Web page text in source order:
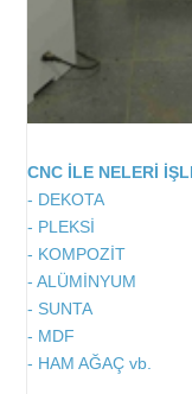
CNC İLE NELERİ
- DEKOTA
- PLEKSİ
- KOMPOZİT
- ALÜMİNYUM
- SUNTA
- MDF
- HAM AĞAÇ vb.